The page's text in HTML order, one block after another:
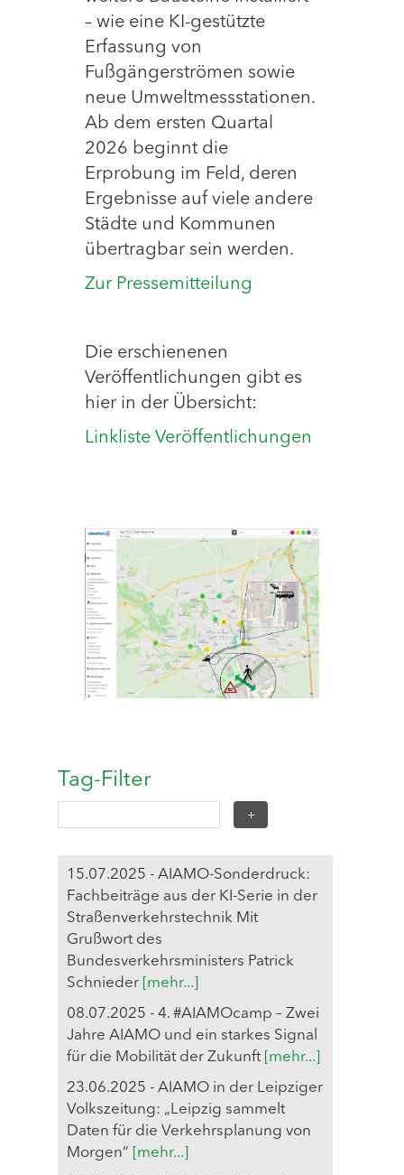
– wie eine KI-gestützte
Erfassung von
Fußgängerströmen sowie
neue Umweltmessstationen.
Ab dem ersten Quartal
2026 beginnt die
Erprobung im Feld, deren
Ergebnisse auf viele andere
Städte und Kommunen
übertragbar sein werden.
Zur Pressemitteilung
Die erschienenen
Veröffentlichungen gibt es
hier in der Übersicht:
Linkliste Veröffentlichungen
Tag-Filter
15.07.2025 - AIAMO-Sonderdruck:
Fachbeiträge aus der KI-Serie in der
Straßenverkehrstechnik Mit
Grußwort des
Bundesverkehrsministers Patrick
Schnieder [mehr...]
08.07.2025 - 4. #AIAMOcamp – Zwei
Jahre AIAMO und ein starkes Signal
für die Mobilität der Zukunft [mehr...]
23.06.2025 - AIAMO in der Leipziger
Volkszeitung: „Leipzig sammelt
Daten für die Verkehrsplanung von
Morgen“
[mehr...]